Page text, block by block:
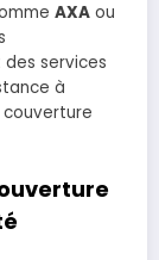
AXA ou
services
à